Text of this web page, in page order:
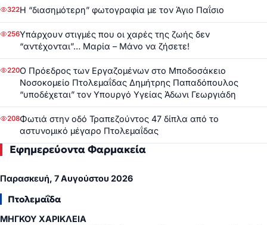
322Η “διασημότερη” φωτογραφία με τον Άγιο Παΐσιο
256Υπάρχουν στιγμές που οι χαρές της ζωής δεν
“αντέχονται”… Μαρία – Μάνο να ζήσετε!
220Ο Πρόεδρος των Εργαζομένων στο Μποδοσάκειο
Νοσοκομείο Πτολεμαΐδας Δημήτρης Παπαδόπουλος
“υποδέχεται” τον Υπουργό Υγείας Άδωνι Γεωργιάδη
208Φωτιά στην οδό Τραπεζούντος 47 δίπλα από το
αστυνομικό μέγαρο Πτολεμαΐδας
Εφημερεύοντα Φαρμακεία
Παρασκευή, 7 Αυγούστου 2026
Πτολεμαΐδα
ΜΗΓΚΟΥ ΧΑΡΙΚΛΕΙΑ